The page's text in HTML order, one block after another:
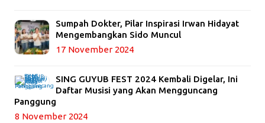
Sumpah Dokter, Pilar Inspirasi Irwan Hidayat
Mengembangkan Sido Muncul
17 November 2024
SING GUYUB FEST 2024 Kembali Digelar, Ini
Daftar Musisi yang Akan Mengguncang
Panggung
8 November 2024